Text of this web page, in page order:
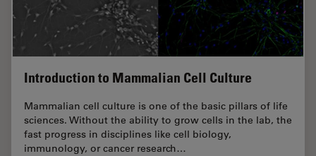
Introduction to Mammalian Cell Culture
Mammalian cell culture is one of the basic pillars of life
sciences. Without the ability to grow cells in the lab, the
fast progress in disciplines like cell biology,
immunology, or cancer research…